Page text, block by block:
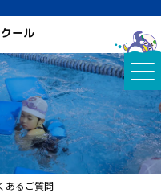
ール
あるご質問